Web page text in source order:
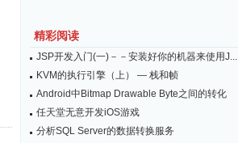
精彩阅读
JSP开发入门(一)－－安装好你的机器来使用J...
KVM的执行引擎（上） — 栈和帧
Android中Bitmap Drawable Byte之间的转化
任天堂无意开发iOS游戏
分析SQL Server的数据转换服务